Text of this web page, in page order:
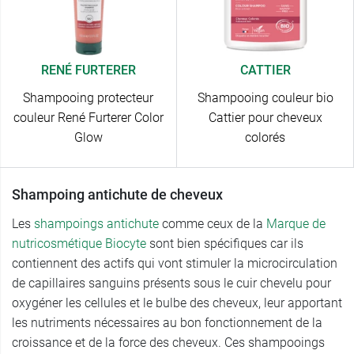
RENÉ FURTERER
Shampooing protecteur
couleur René Furterer Color
Glow
CATTIER
Shampooing couleur bio
Cattier pour cheveux
colorés
Shampoing antichute de cheveux
Les shampoings antichute comme ceux de la Marque de
nutricosmétique Biocyte sont bien spécifiques car ils
contiennent des actifs qui vont stimuler la microcirculation
de capillaires sanguins présents sous le cuir chevelu pour
oxygéner les cellules et le bulbe des cheveux, leur apportant
les nutriments nécessaires au bon fonctionnement de la
croissance et de la force des cheveux. Ces shampooings